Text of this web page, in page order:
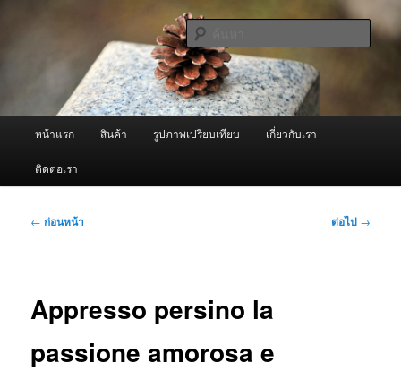
ผู้นำเข้าเครื่องพ่นหมอกควัน Best
Fogger / Fogger One และ อะไหล่
จำหน่ายเครื่องพ่นหมอกควัน คุณภาพดี บริการด้วยความจริงใจ
ค้นหา
หน้าแรก สินค้า รูปภาพเปรียบเทียบ เกี่ยวกับเรา
ติดต่อเรา
เมนู
← ก่อนหน้า ต่อไป →
Appresso persino la
passione amorosa e